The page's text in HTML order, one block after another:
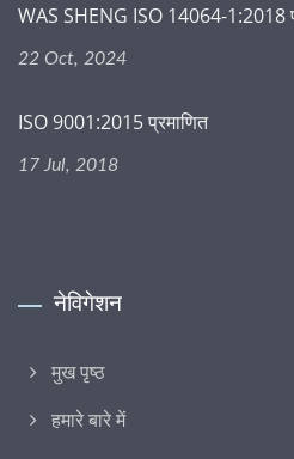
WAS SHENG ISO 14064-1:2018
22 Oct, 2024
ISO 9001:2015 प्रमाणित
17 Jul, 2018
नेविगेशन
मुख पृष्ठ
हमारे बारे में